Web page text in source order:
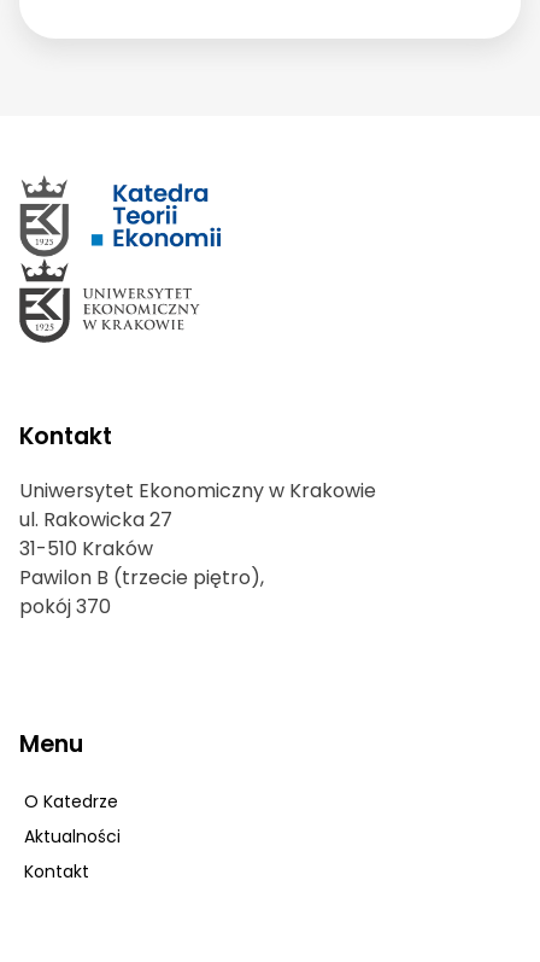
Kontakt
Uniwersytet Ekonomiczny w Krakowie
ul. Rakowicka 27
31-510 Kraków
Pawilon B (trzecie piętro),
pokój 370
Menu
O Katedrze
Aktualności
Kontakt